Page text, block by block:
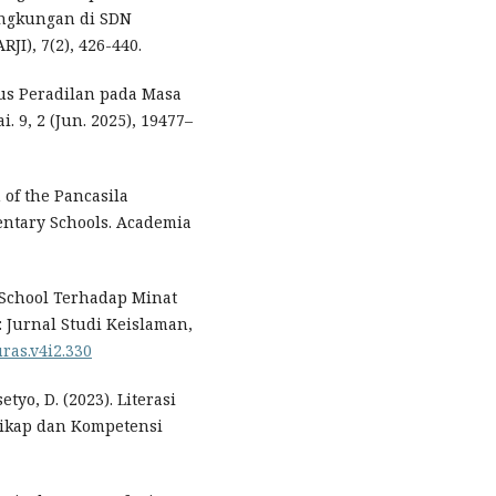
di SDN
7(2), 426-440.
Peradilan pada Masa
2 (Jun. 2025), 19477–
of the Pancasila
Schools. Academia
Terhadap Minat
Jurnal Studi Keislaman,
D. (2023). Literasi
dan Kompetensi